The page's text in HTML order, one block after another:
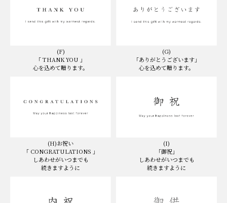
(F)
「 THANK YOU 」
心を込めて贈ります。
(G)
「ありがとうございます」
心を込めて贈ります。
(H)お祝い
「 CONGRATULATIONS 」
しあわせがいつまでも
続きますように
(I)
「御祝」
しあわせがいつまでも
続きますように